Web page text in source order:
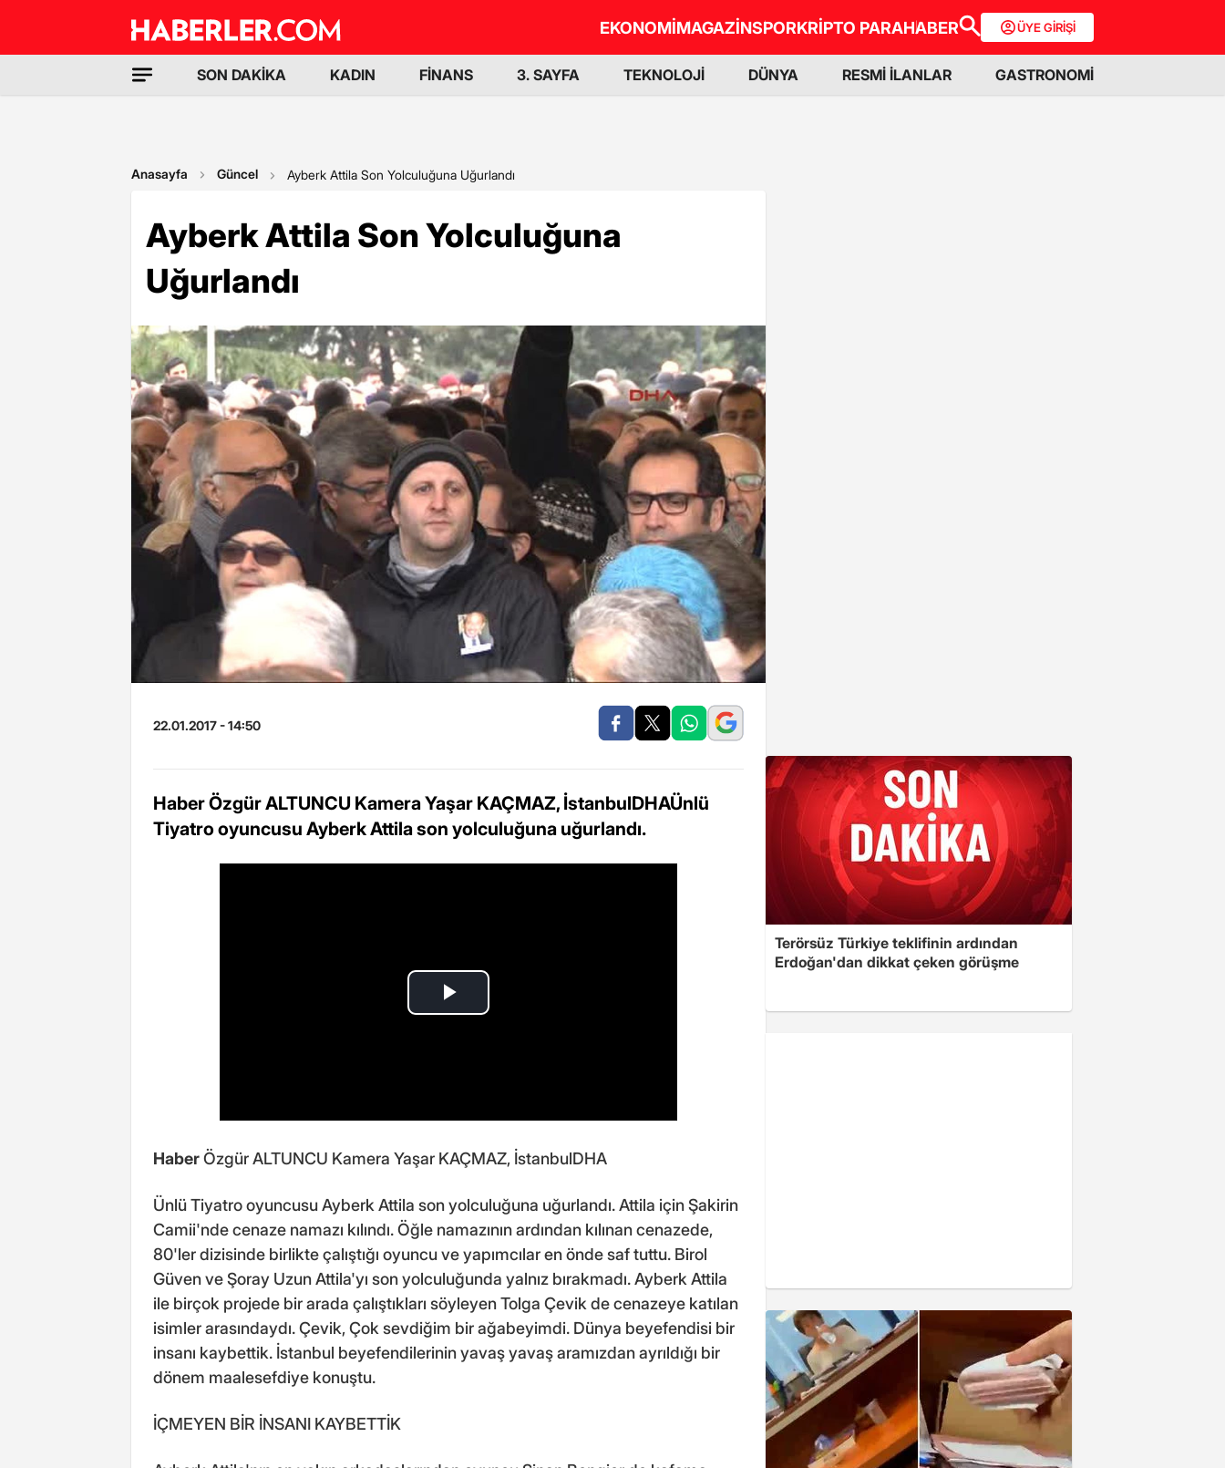
EKONOMİMAGAZİNSPORKRİPTO PARAHABER ÜYE GİRİŞİ
SON DAKİKA KADIN FİNANS 3. SAYFA TEKNOLOJİ DÜNYA RESMİ İLANLAR GASTRONOMİ
Anasayfa Güncel Ayberk Attila Son Yolculuğuna Uğurlandı
Ayberk Attila Son Yolculuğuna
Uğurlandı
22.01.2017 - 14:50
Haber Özgür ALTUNCU Kamera Yaşar KAÇMAZ, İstanbulDHAÜnlü
Tiyatro oyuncusu Ayberk Attila son yolculuğuna uğurlandı.
HaberÖzgür ALTUNCU Kamera Yaşar KAÇMAZ, İstanbulDHA
Ünlü Tiyatro oyuncusu Ayberk Attila son yolculuğuna uğurlandı. Attila için Şakirin
Camii'nde cenaze namazı kılındı. Öğle namazının ardından kılınan cenazede,
80'ler dizisinde birlikte çalıştığı oyuncu ve yapımcılar en önde saf tuttu. Birol
Güven ve Şoray Uzun Attila'yı son yolculuğunda yalnız bırakmadı. Ayberk Attila
ile birçok projede bir arada çalıştıkları söyleyen Tolga Çevik de cenazeye katılan
isimler arasındaydı. Çevik, Çok sevdiğim bir ağabeyimdi. Dünya beyefendisi bir
insanı kaybettik. İstanbul beyefendilerinin yavaş yavaş aramızdan ayrıldığı bir
dönem maalesefdiye konuştu.
İÇMEYEN BİR İNSANI KAYBETTİK
Terörsüz Türkiye teklifinin ardından
Erdoğan'dan dikkat çeken görüşme